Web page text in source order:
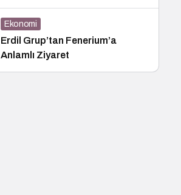
Dünyası Buluşması
Ekonomi
Erdil Grup’tan Fenerium’a
Anlamlı Ziyaret